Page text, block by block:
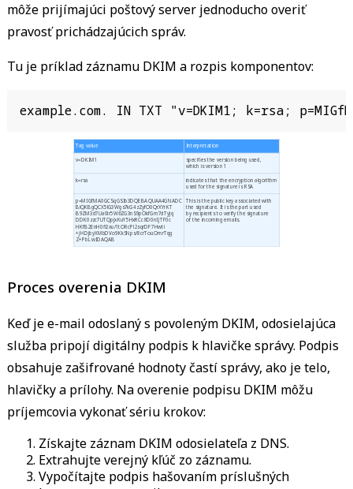
môže prijímajúci poštový server jednoducho overiť
pravosť prichádzajúcich správ.
Tu je príklad záznamu DKIM a rozpis komponentov:
example.com. IN TXT "v=DKIM1; k=rsa;
Tag value Interpretation
v=DKIM1
specifies the version being used,
which is version 1
k=rsa
indicates that the encryption algorithm
used for the signature is RSA
p=MIGfMA0GCSqGSIb3DQEBAQUAA4GNADC
BiQKBgQCX5lG3Wgs7kG4zZyfO0QrXYrKT
B9ZM3d7Ua0lr5W6ZG3nS9pOkfGm7dTyJq
DDK0zzc7UTQpjxKuY5HxRCc8D0nIjTF0c
HKfB2EnH0fl2xu/1tORcPl2sqrDF7Hwti
+jHDjbyXMbDVo9KkSNps/8crTouOmrTqg
Z+PbLwIDAQAB
This is the public key associated with
the signature. It is the part used
by recipients to verify the signature
of the incoming emails.
Proces overenia DKIM
Keď je e-mail odoslaný s povoleným DKIM, odosielajúca
služba pripojí digitálny podpis k hlavičke správy. Podpis
obsahuje zašifrované hodnoty častí správy, ako je telo,
hlavičky a prílohy. Na overenie podpisu DKIM môžu
príjemcovia vykonať sériu krokov:
Získajte záznam DKIM odosielateľa z DNS.
Extrahujte verejný kľúč zo záznamu.
Vypočítajte podpis hašovaním príslušných